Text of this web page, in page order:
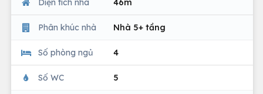
Phân khúc nhà Nhà 5+ tầng
Số phòng ngủ 4
Số WC 5